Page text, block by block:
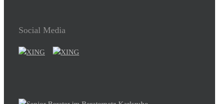
Social Media